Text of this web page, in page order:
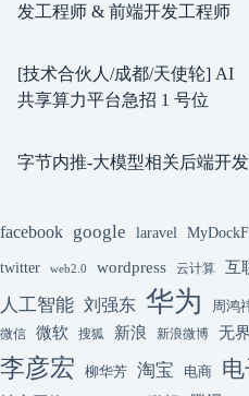
发工程师 & 前端开发工程师
[技术合伙人/成都/天使轮] AI
共享算力平台急招 1 号位
字节内推-大模型相关后端开发
facebook google laravel
twitter web2.0 wordpress 云计算 互
人工智能 刘强东 华为 周鸿
微信 微软 搜狐 新浪 新浪微博 无
李彦宏 柳华芳 淘宝 电商